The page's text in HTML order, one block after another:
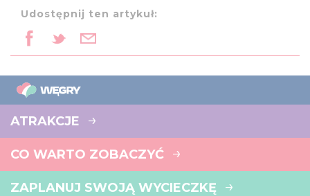
Udostępnij ten artykuł:
ATRAKCJE
CO WARTO ZOBACZYĆ
ZAPLANUJ SWOJĄ WYCIECZKĘ